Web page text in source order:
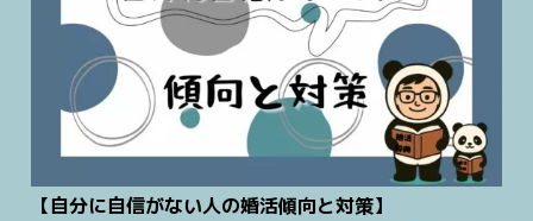
【自分に自信がない人の婚活傾向と対策】